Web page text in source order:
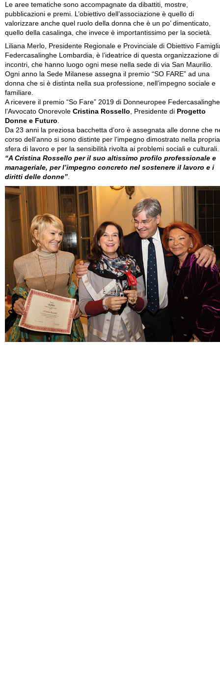
Le aree tematiche sono accompagnate da dibattiti, mostre,
pubblicazioni e premi. L’obiettivo dell’associazione è quello di
valorizzare anche quel ruolo della donna che è un po’ dimenticato,
quello della casalinga, che invece è importantissimo per la società.
Liliana Merlo, Presidente Regionale e Provinciale di Obiettivo
Federcasalinghe Lombardia, è l’ideatrice di questa organizzazione di
incontri, che hanno luogo ogni mese nella sede di via San Maurilio.
Ogni anno la Sede Milanese assegna il premio “SO FARE” ad una
donna che si è distinta nella sua professione, nell’impegno sociale e
familiare.
A ricevere il premio “So Fare” 2019 di Donneuropee
l’Avvocato Onorevole Cristina Rossello, Presidente di Progetto
Donne e Futuro.
Da 23 anni la preziosa bacchetta d’oro è assegnata alle donne che
corso dell’anno si sono distinte per l’impegno dimostrato nella propria
sfera di lavoro e per la sensibilità rivolta ai problemi sociali e culturali.
“A Cristina Rossello per il suo altissimo profilo professionale e
manageriale, per l’impegno concreto nel sostenere il lavoro e i
diritti delle donne”.